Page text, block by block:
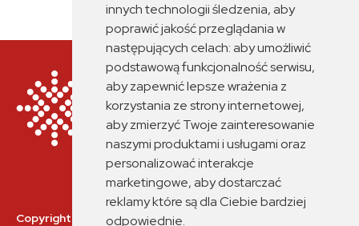
innych technologii śledzenia, aby
poprawić jakość przeglądania w
następujących celach:aby umożliwić
podstawową funkcjonalność serwisu,
aby zapewnić lepsze wrażenia z
korzystania ze strony internetowej,
aby zmierzyć Twoje zainteresowanie
naszymi produktami i usługami oraz
personalizować interakcje
marketingowe,aby dostarczać
reklamy które są dla Ciebie bardziej
odpowiednie.
Copyrights © 2026 Branżowe Centrum Umiejętności nr 2